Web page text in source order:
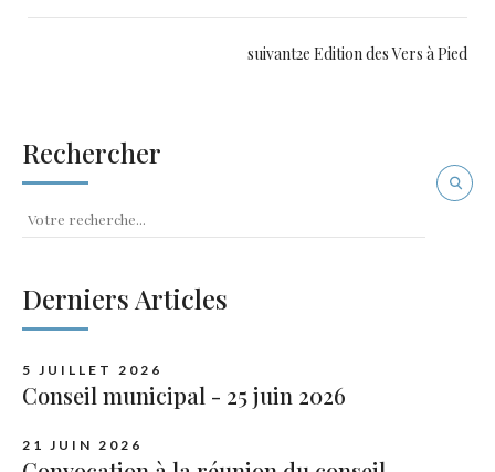
suivant2e Edition des Vers à Pied
Rechercher
Derniers Articles
5 JUILLET 2026
Conseil municipal - 25 juin 2026
21 JUIN 2026